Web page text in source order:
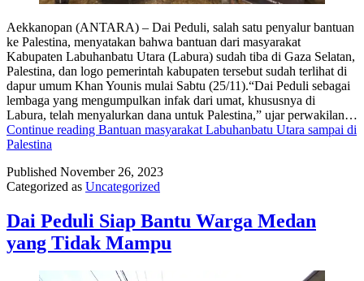
Aekkanopan (ANTARA) – Dai Peduli, salah satu penyalur bantuan
ke Palestina, menyatakan bahwa bantuan dari masyarakat
Kabupaten Labuhanbatu Utara (Labura) sudah tiba di Gaza Selatan,
Palestina, dan logo pemerintah kabupaten tersebut sudah terlihat di
dapur umum Khan Younis mulai Sabtu (25/11).“Dai Peduli sebagai
lembaga yang mengumpulkan infak dari umat, khususnya di
Labura, telah menyalurkan dana untuk Palestina,” ujar perwakilan…
Continue reading Bantuan masyarakat Labuhanbatu Utara sampai di
Palestina
Published November 26, 2023
Categorized as Uncategorized
Dai Peduli Siap Bantu Warga Medan
yang Tidak Mampu